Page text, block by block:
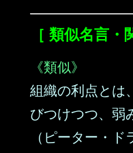
［ 類似名言・
《類似》
組織の利点とは
びつけつつ、弱
（ピーター・ド